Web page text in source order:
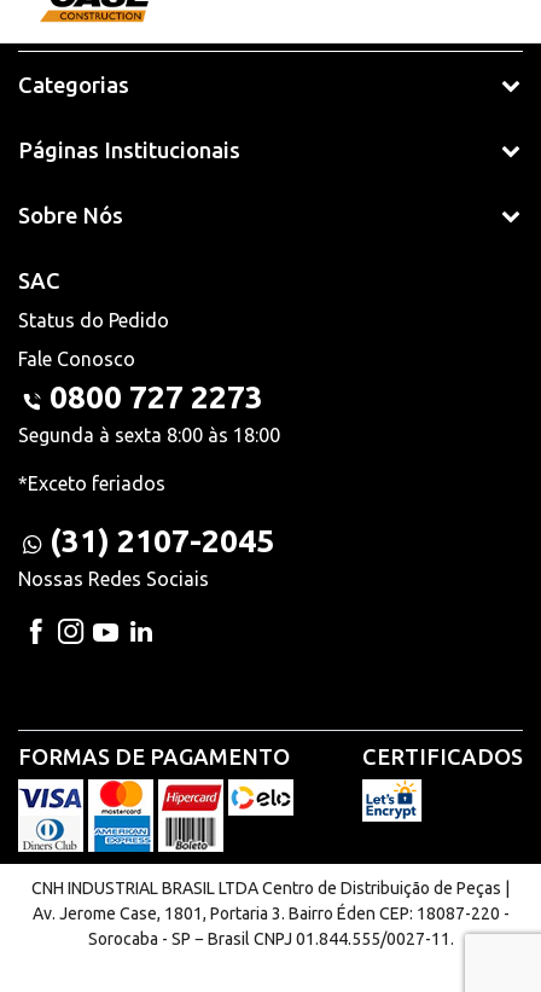
Categorias
Páginas Institucionais
Sobre Nós
SAC
Status do Pedido
Fale Conosco
0800 727 2273
Segunda à sexta 8:00 às 18:00
*Exceto feriados
(31) 2107-2045
Nossas Redes Sociais
FORMAS DE PAGAMENTO CERTIFICADOS
CNH INDUSTRIAL BRASIL LTDA Centro de Distribuição de Peças |
Av. Jerome Case, 1801, Portaria 3. Bairro Éden CEP: 18087-220 -
Sorocaba - SP − Brasil CNPJ 01.844.555/0027-11.